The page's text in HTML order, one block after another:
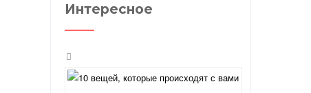
Интересное